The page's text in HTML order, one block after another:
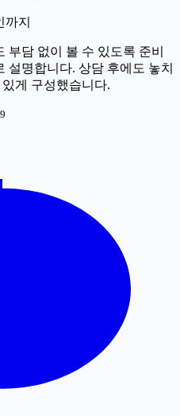
지
부담 없이 볼 수 있도록 준비
설명합니다. 상담 후에도 놓치
게 구성했습니다.